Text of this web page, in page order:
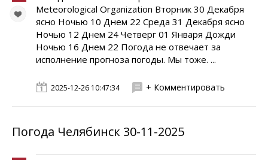
Meteorological Organization Вторник 30 Декабря
ясно Ночью 10 Днем 22 Среда 31 Декабря ясно
Ночью 12 Днем 24 Четверг 01 Января Дожди
Ночью 16 Днем 22 Погода не отвечает за
исполнение прогноза погоды. Мы тоже. ...
2025-12-26 10:47:34 + Комментировать
Погода Челябинск 30-11-2025